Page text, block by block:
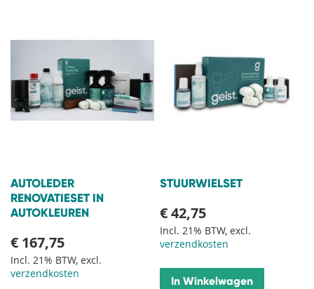
AUTOLEDER
RENOVATIESET IN
AUTOKLEUREN
€ 167,75
Incl. 21% BTW, excl.
verzendkosten
STUURWIELSET
€ 42,75
Incl. 21% BTW, excl.
verzendkosten
In Winkelwagen